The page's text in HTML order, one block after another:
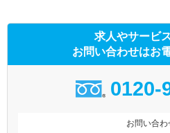
東京メトロ銀座線
東京メトロ日比谷線
東京メトロ千代田線
求人やサービ
お問い合わせはお
0120-
お問い合わ